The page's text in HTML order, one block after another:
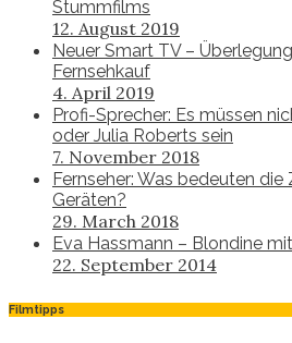
Stummfilms
12. August 2019
Neuer Smart TV –
Fernsehkauf
4. April 2019
Profi-Sprecher: Es müssen
oder Julia Roberts sein
7. November 2018
Fernseher: Was bedeuten
Geräten?
29. March 2018
Eva Hassmann – Blondine
22. September 2014
Filmtipps